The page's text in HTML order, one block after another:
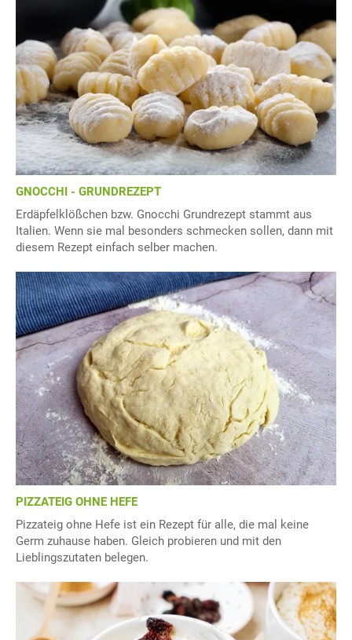
GNOCCHI - GRUNDREZEPT
Erdäpfelklößchen bzw. Gnocchi Grundrezept stammt aus
Italien. Wenn sie mal besonders schmecken sollen, dann mit
diesem Rezept einfach selber machen.
PIZZATEIG OHNE HEFE
Pizzateig ohne Hefe ist ein Rezept für alle, die mal keine
Germ zuhause haben. Gleich probieren und mit den
Lieblingszutaten belegen.